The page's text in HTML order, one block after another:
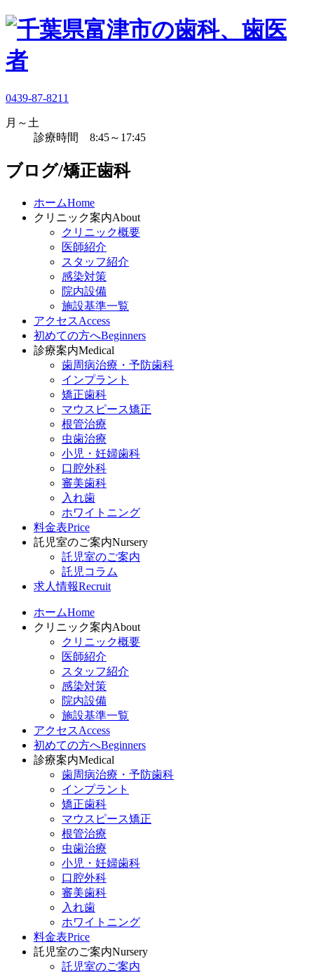
0439-87-8211
月～土
診療時間 8:45～17:45
ブログ/矯正歯科
ホームHome
クリニック案内About
クリニック概要
医師紹介
スタッフ紹介
感染対策
院内設備
施設基準一覧
アクセスAccess
初めての方へBeginners
診療案内Medical
歯周病治療・予防歯科
インプラント
矯正歯科
マウスピース矯正
根管治療
虫歯治療
小児・妊婦歯科
口腔外科
審美歯科
入れ歯
ホワイトニング
料金表Price
託児室のご案内Nursery
託児室のご案内
託児コラム
求人情報Recruit
ホームHome
クリニック案内About
クリニック概要
医師紹介
スタッフ紹介
感染対策
院内設備
施設基準一覧
アクセスAccess
初めての方へBeginners
診療案内Medical
歯周病治療・予防歯科
インプラント
矯正歯科
マウスピース矯正
根管治療
虫歯治療
小児・妊婦歯科
口腔外科
審美歯科
入れ歯
ホワイトニング
料金表Price
託児室のご案内Nursery
託児室のご案内